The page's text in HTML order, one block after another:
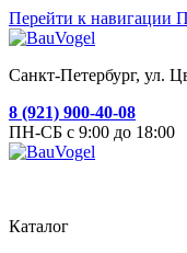
Перейти к навигации
Санкт-Петербург, ул.
8 (921) 900-40-08
ПН-СБ с 9:00 до 18:00
Каталог